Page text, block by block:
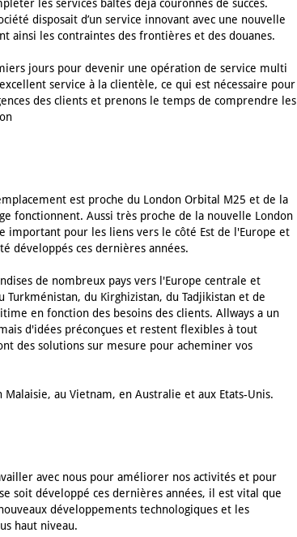
les services baltes déjà couronnés de succès.
disposait d’un service innovant avec une nouvelle
ainsi les contraintes des frontières et des douanes.
jours pour devenir une opération de service multi
service à la clientèle, ce qui est nécessaire pour
des clients et prenons le temps de comprendre les
est proche du London Orbital M25 et de la
fonctionnent. Aussi très proche de la nouvelle London
important pour les liens vers le côté Est de l'Europe et
développés ces dernières années.
de nombreux pays vers l'Europe centrale et
du Kirghizistan, du Tadjikistan et de
en fonction des besoins des clients. Allways a un
d'idées préconçues et restent flexibles à tout
des solutions sur mesure pour acheminer vos
au Vietnam, en Australie et aux Etats-Unis.
avec nous pour améliorer nos activités et pour
soit développé ces dernières années, il est vital que
développements technologiques et les
haut niveau.